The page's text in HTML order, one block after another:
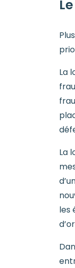
La
La
les